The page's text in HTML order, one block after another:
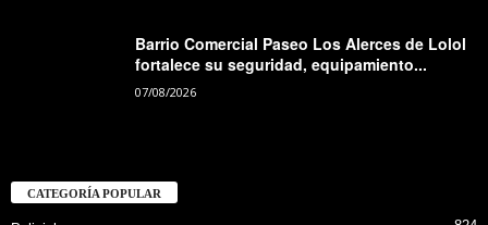
Barrio Comercial Paseo Los Alerces de Lolol
fortalece su seguridad, equipamiento...
07/08/2026
CATEGORÍA POPULAR